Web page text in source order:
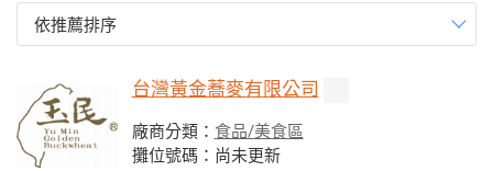
依推薦排序
台灣黃金蕎麥有限公司
廠商分類： 食品/美食區
攤位號碼：尚未更新